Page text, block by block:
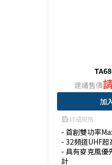
建議售價
加
feed詳細規格
- 首創雙功率
- 32頻道UHF
- 具有麥克風優
計